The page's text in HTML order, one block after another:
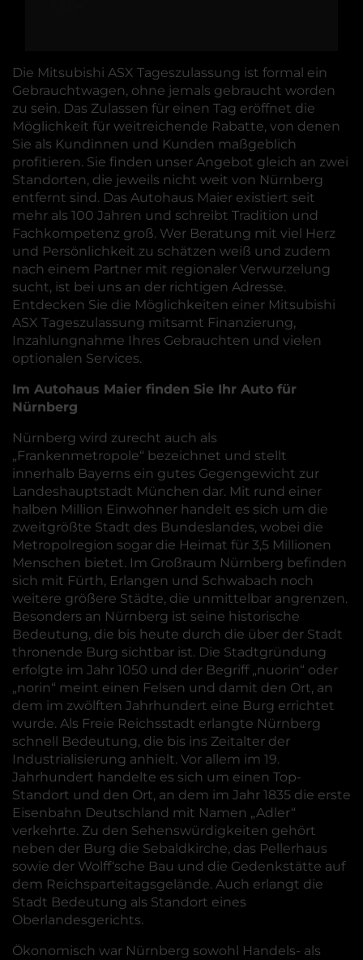
Die Mitsubishi ASX Tageszulassung ist formal ein
Gebrauchtwagen, ohne jemals gebraucht worden
zu sein. Das Zulassen für einen Tag eröffnet die
Möglichkeit für weitreichende Rabatte, von denen
Sie als Kundinnen und Kunden maßgeblich
profitieren. Sie finden unser Angebot gleich an zwei
Standorten, die jeweils nicht weit von Nürnberg
entfernt sind. Das Autohaus Maier existiert seit
mehr als 100 Jahren und schreibt Tradition und
Fachkompetenz groß. Wer Beratung mit viel Herz
und Persönlichkeit zu schätzen weiß und zudem
nach einem Partner mit regionaler Verwurzelung
sucht, ist bei uns an der richtigen Adresse.
Entdecken Sie die Möglichkeiten einer Mitsubishi
ASX Tageszulassung mitsamt Finanzierung,
Inzahlungnahme Ihres Gebrauchten und vielen
optionalen Services.
Im Autohaus Maier finden Sie Ihr Auto für
Nürnberg
Nürnberg wird zurecht auch als
„Frankenmetropole“ bezeichnet und stellt
innerhalb Bayerns ein gutes Gegengewicht zur
Landeshauptstadt München dar. Mit rund einer
halben Million Einwohner handelt es sich um die
zweitgrößte Stadt des Bundeslandes, wobei die
Metropolregion sogar die Heimat für 3,5 Millionen
Menschen bietet. Im Großraum Nürnberg befinden
sich mit Fürth, Erlangen und Schwabach noch
weitere größere Städte, die unmittelbar angrenzen.
Besonders an Nürnberg ist seine historische
Bedeutung, die bis heute durch die über der Stadt
thronende Burg sichtbar ist. Die Stadtgründung
erfolgte im Jahr 1050 und der Begriff „nuorin“ oder
„norin“ meint einen Felsen und damit den Ort, an
dem im zwölften Jahrhundert eine Burg errichtet
wurde. Als Freie Reichsstadt erlangte Nürnberg
schnell Bedeutung, die bis ins Zeitalter der
Industrialisierung anhielt. Vor allem im 19.
Jahrhundert handelte es sich um einen Top-
Standort und den Ort, an dem im Jahr 1835 die erste
Eisenbahn Deutschland mit Namen „Adler“
verkehrte. Zu den Sehenswürdigkeiten gehört
neben der Burg die Sebaldkirche, das Pellerhaus
sowie der Wolff‘sche Bau und die Gedenkstätte auf
dem Reichsparteitagsgelände. Auch erlangt die
Stadt Bedeutung als Standort eines
Oberlandesgerichts.
Ökonomisch war Nürnberg sowohl Handels- als